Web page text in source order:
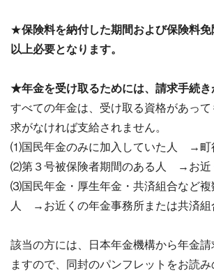
★保険料を納付した期間および保険料
以上必要となります。
★年金を受け取るためには、請求手続き
すべての年金は、受け取る資格があっ
求がなければ支給されません。
⑴国民年金のみに加入していた人 →町
⑵第３号被保険者期間のある人 →お近
⑶国民年金・厚生年金・共済組合など複
人 →お近くの年金事務所または共済組
該当の方には、日本年金機構から年金請
ますので、同封のパンフレットをお読